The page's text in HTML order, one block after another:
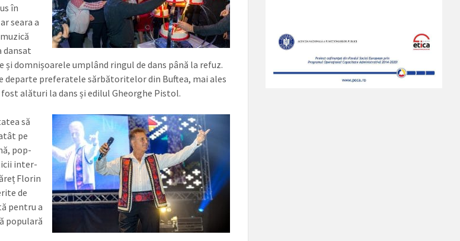
în
seara a
dansat
domnișoarele umplând ringul de dans până la refuz.
departe preferatele sărbătoritelor din Buftea, mai ales
alături la dans și edilul Gheorghe Pistol.
să
pe
pop-
inter­
Florin
de
pentru a
populară